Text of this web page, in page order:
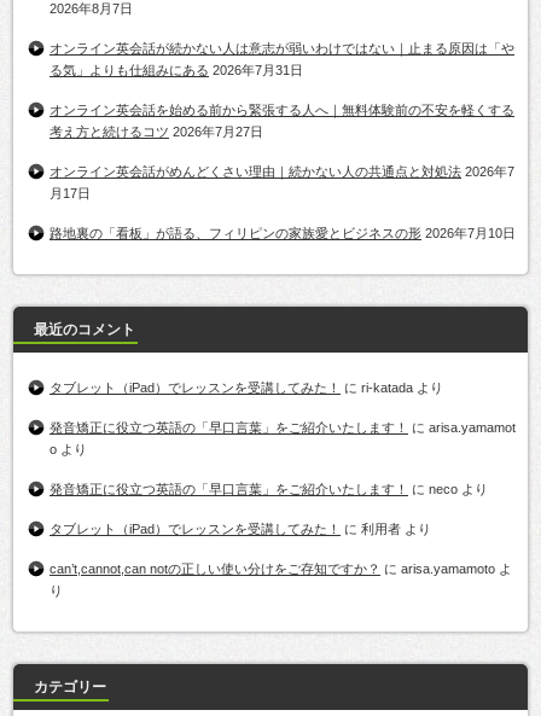
2026年8月7日
オンライン英会話が続かない人は意志が弱いわけではない｜止まる原因は「や
る気」よりも仕組みにある 2026年7月31日
オンライン英会話を始める前から緊張する人へ｜無料体験前の不安を軽くする
考え方と続けるコツ 2026年7月27日
オンライン英会話がめんどくさい理由｜続かない人の共通点と対処法 2026年7
月17日
路地裏の「看板」が語る、フィリピンの家族愛とビジネスの形 2026年7月10日
最近のコメント
タブレット（iPad）でレッスンを受講してみた！ に ri-katada より
発音矯正に役立つ英語の「早口言葉」をご紹介いたします！ に arisa.yamamot
o より
発音矯正に役立つ英語の「早口言葉」をご紹介いたします！ に neco より
タブレット（iPad）でレッスンを受講してみた！ に 利用者 より
can’t,cannot,can notの正しい使い分けをご存知ですか？ に arisa.yamamoto よ
り
カテゴリー